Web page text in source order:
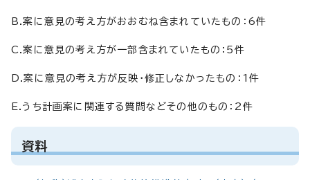
B.案に意見の考え方がおおむね含まれていたもの：6件
C.案に意見の考え方が一部含まれていたもの：5件
D.案に意見の考え方が反映・修正しなかったもの：1件
E.うち計画案に関連する質問などその他のもの：2件
資料